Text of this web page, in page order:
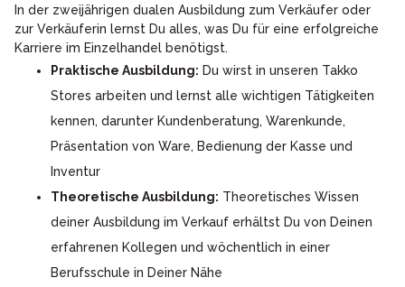
In der zweijährigen dualen Ausbildung zum Verkäufer oder
zur Verkäuferin lernst Du alles, was Du für eine erfolgreiche
Karriere im Einzelhandel benötigst.
Praktische Ausbildung: Du wirst in unseren Takko
Stores arbeiten und lernst alle wichtigen Tätigkeiten
kennen, darunter Kundenberatung, Warenkunde,
Präsentation von Ware, Bedienung der Kasse und
Inventur
Theoretische Ausbildung: Theoretisches Wissen
deiner Ausbildung im Verkauf erhältst Du von Deinen
erfahrenen Kollegen und wöchentlich in einer
Berufsschule in Deiner Nähe